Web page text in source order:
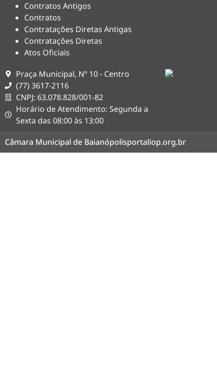
Contratos Antigos
Contratos
Contratações Diretas Antigas
Contratações Diretas
Atos Oficiais
Praça Municipal, Nº 10 - Centro
(77) 3617-2116
CNPJ: 63.078.828/001-82
Horário de Atendimento: Segunda a
Sexta das 08:00 às 13:00
Câmara Municipal de Baianópolisportaliop.org.br